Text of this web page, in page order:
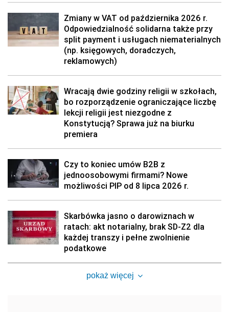
Zmiany w VAT od października 2026 r.
Odpowiedzialność solidarna także przy
split payment i usługach niematerialnych
(np. księgowych, doradczych,
reklamowych)
Wracają dwie godziny religii w szkołach,
bo rozporządzenie ograniczające liczbę
lekcji religii jest niezgodne z
Konstytucją? Sprawa już na biurku
premiera
Czy to koniec umów B2B z
jednoosobowymi firmami? Nowe
możliwości PIP od 8 lipca 2026 r.
Skarbówka jasno o darowiznach w
ratach: akt notarialny, brak SD-Z2 dla
każdej transzy i pełne zwolnienie
podatkowe
pokaż więcej